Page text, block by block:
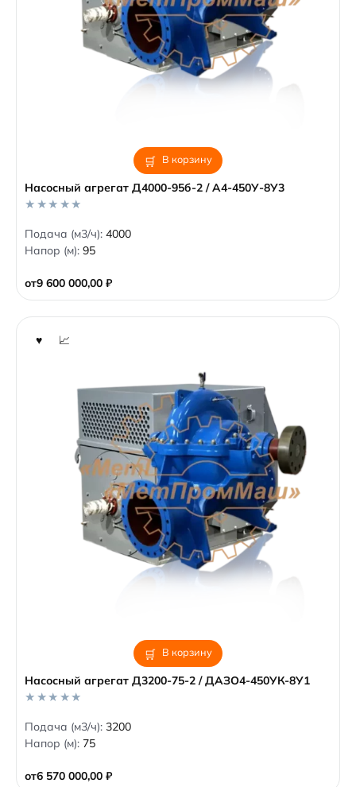
В корзину
Насосный агрегат Д4000-95б-2 / А4-450У-8У3
от9 600 000,00 ₽
0
o
u
f
5
Подача (м3/ч): 4000
Напор (м): 95
В корзину
Насосный агрегат Д3200-75-2 / ДАЗО4-450УК-8У1
от6 570 000,00 ₽
0
o
u
f
Подача (м3/ч): 3200
Напор (м): 75